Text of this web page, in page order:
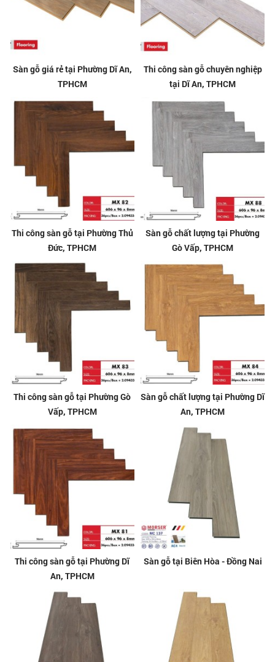
Sàn gỗ giá rẻ tại Phường Dĩ An,
TPHCM
Thi công sàn gỗ chuyên nghiệp
tại Dĩ An, TPHCM
Thi công sàn gỗ tại Phường Thủ
Đức, TPHCM
Sàn gỗ chất lượng tại Phường
Gò Vấp, TPHCM
Thi công sàn gỗ tại Phường Gò
Vấp, TPHCM
Sàn gỗ chất lượng tại Phường Dĩ
An, TPHCM
Thi công sàn gỗ tại Phường Dĩ
An, TPHCM
Sàn gỗ tại Biên Hòa - Đồng Nai